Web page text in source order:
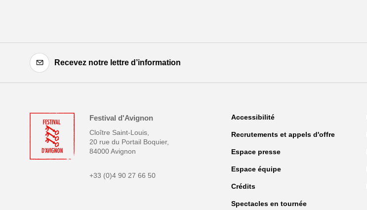
Recevez notre lettre d’information
Festival d'Avignon
Cloître Saint-Louis,
20 rue du Portail Boquier,
84000 Avignon
+33 (0)4 90 27 66 50
Accessibilité
Recrutements et appels d'offre
Espace presse
Espace équipe
Crédits
Spectacles en tournée